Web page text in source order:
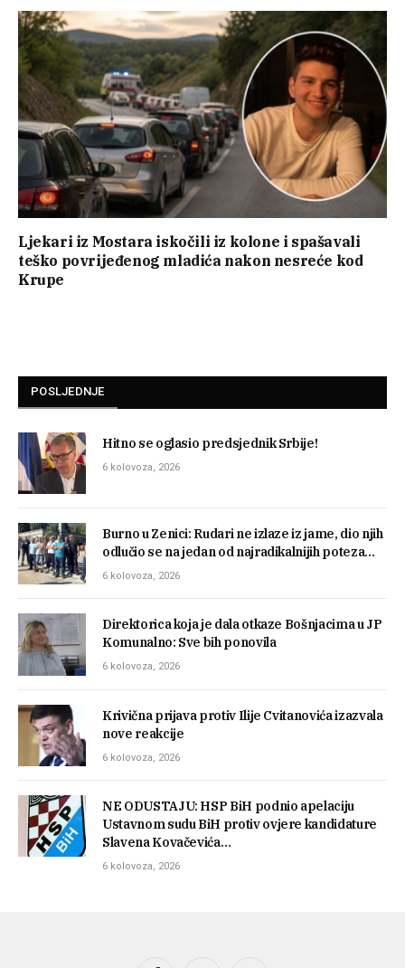
Ljekari iz Mostara iskočili iz kolone i spašavali
teško povrijeđenog mladića nakon nesreće kod
Krupe
POSLJEDNJE
Hitno se oglasio predsjednik Srbije!
6 kolovoza, 2026
Burno u Zenici: Rudari ne izlaze iz jame, dio njih
odlučio se na jedan od najradikalnijih poteza…
6 kolovoza, 2026
Direktorica koja je dala otkaze Bošnjacima u JP
Komunalno: Sve bih ponovila
6 kolovoza, 2026
Krivična prijava protiv Ilije Cvitanovića izazvala
nove reakcije
6 kolovoza, 2026
NE ODUSTAJU: HSP BiH podnio apelaciju
Ustavnom sudu BiH protiv ovjere kandidature
Slavena Kovačevića…
6 kolovoza, 2026